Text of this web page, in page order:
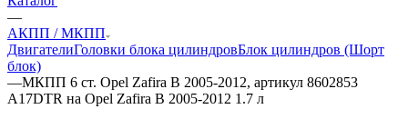
—
АКПП / МКПП
ДвигателиГоловки блока цилиндровБлок цилиндров (Шорт
блок)
—МКПП 6 ст. Opel Zafira B 2005-2012, артикул 8602853
A17DTR на Opel Zafira B 2005-2012 1.7 л